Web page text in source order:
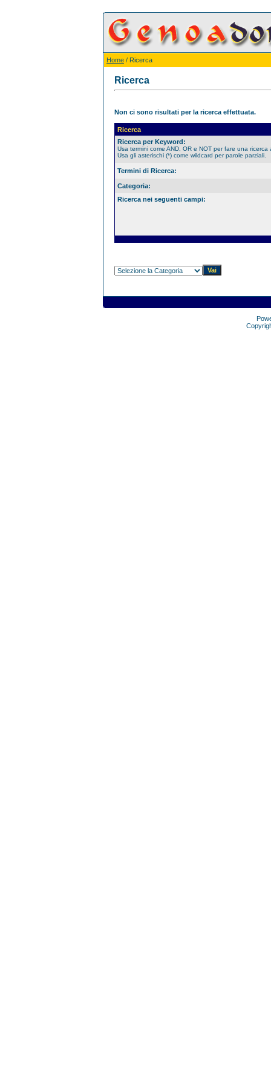
Home / Ricerca
Ricerca
Non ci sono risultati per la ricerca effettuata.
Ricerca
Ricerca per Keyword:
Usa termini come AND, OR e NOT per fare una ricerca
Usa gli asterischi (*) come wildcard per parole parziali.
Termini di Ricerca:
Categoria:
Ricerca nei seguenti campi: